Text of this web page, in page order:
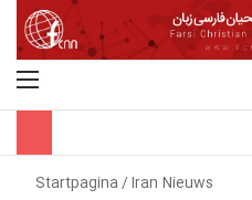
Menu
Startpagina/Iran Nieuws